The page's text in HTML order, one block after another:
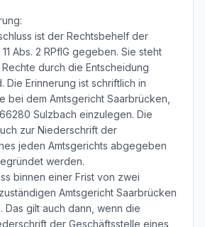
ist der Rechtsbehelf der
Abs. 2 RPflG gegeben. Sie steht
durch die Entscheidung
Die Erinnerung ist schriftlich in
bei dem Amtsgericht Saarbrücken,
Sulzbach einzulegen. Die
zur Niederschrift der
jeden Amtsgerichts abgegeben
werden.
binnen einer Frist von zwei
Amtsgericht Saarbrücken
Das gilt auch dann, wenn die
der Geschäftsstelle eines